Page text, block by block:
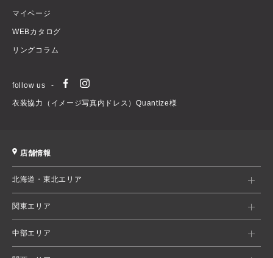
マイページ
WEBカタログ
リングコラム
follow us
衣装協力（イメージ写真内ドレス）Quantize様
店舗情報
北海道・東北エリア
関東エリア
中部エリア